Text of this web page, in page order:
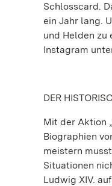
Schlosscard.
ein Jahr lang.
und Helden zu
Instagram
DER
Mit der Aktion
Biographien
meistern
Situationen
Ludwig XIV.